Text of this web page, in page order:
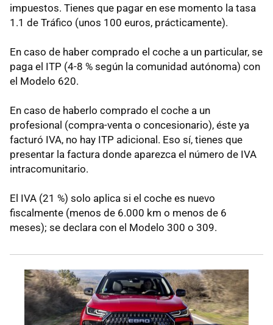
impuestos. Tienes que pagar en ese momento la tasa
1.1 de Tráfico (unos 100 euros, prácticamente).
En caso de haber comprado el coche a un particular, se
paga el ITP (4-8 % según la comunidad autónoma) con
el Modelo 620.
En caso de haberlo comprado el coche a un
profesional (compra-venta o concesionario), éste ya
facturó IVA, no hay ITP adicional. Eso sí, tienes que
presentar la factura donde aparezca el número de IVA
intracomunitario.
El IVA (21 %) solo aplica si el coche es nuevo
fiscalmente (menos de 6.000 km o menos de 6
meses); se declara con el Modelo 300 o 309.